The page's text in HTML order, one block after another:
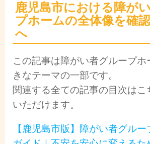
鹿児島市における障が
プホームの全体像を確
へ
この記事は障がい者グループホ
きなテーマの一部です。
関連する全ての記事の目次はこ
いただけます。
【鹿児島市版】障がい者グル